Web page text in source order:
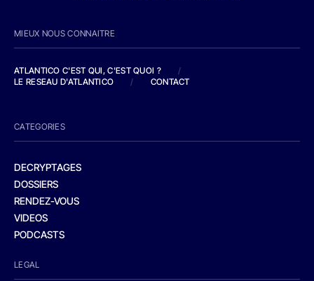
MIEUX NOUS CONNAITRE
ATLANTICO C'EST QUI, C'EST QUOI ?
/
LE RESEAU D'ATLANTICO
/ CONTACT
CATEGORIES
DECRYPTAGES
DOSSIERS
RENDEZ-VOUS
VIDEOS
PODCASTS
LEGAL